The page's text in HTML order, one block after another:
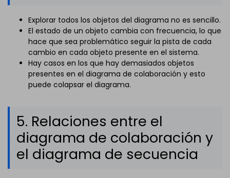
Explorar todos los objetos del diagrama no es sencillo.
El estado de un objeto cambia con frecuencia, lo que
hace que sea problemático seguir la pista de cada
cambio en cada objeto presente en el sistema.
Hay casos en los que hay demasiados objetos
presentes en el diagrama de colaboración y esto
puede colapsar el diagrama.
5. Relaciones entre el
diagrama de colaboración y
el diagrama de secuencia